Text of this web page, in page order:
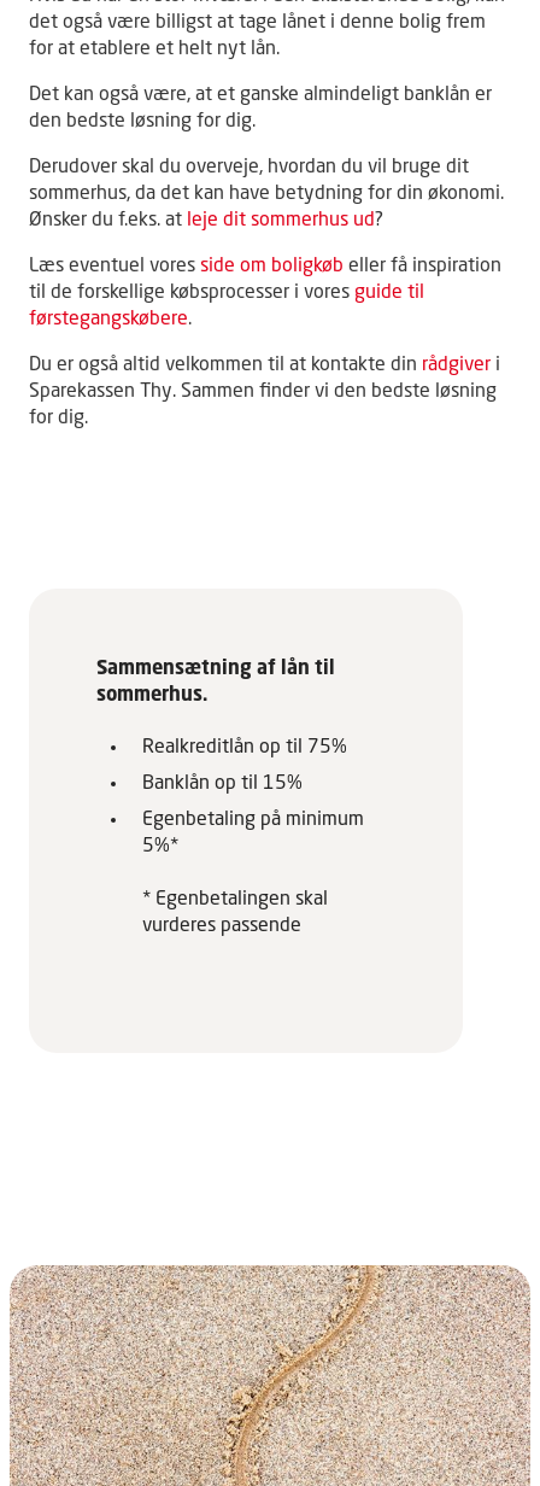
det også være billigst at tage lånet i denne bolig frem
for at etablere et helt nyt lån.
Det kan også være, at et ganske almindeligt banklån er
den bedste løsning for dig.
Derudover skal du overveje, hvordan du vil bruge dit
sommerhus, da det kan have betydning for din økonomi.
Ønsker du f.eks. at leje dit sommerhus ud?
Læs eventuel vores side om boligkøb eller få inspiration
til de forskellige købsprocesser i vores guide til
førstegangskøbere.
Du er også altid velkommen til at kontakte din rådgiver i
Sparekassen Thy. Sammen finder vi den bedste løsning
for dig.
Sammensætning af lån til
sommerhus.
Realkreditlån op til 75%
Banklån op til 15%
Egenbetaling på minimum
5%*
* Egenbetalingen skal
vurderes passende